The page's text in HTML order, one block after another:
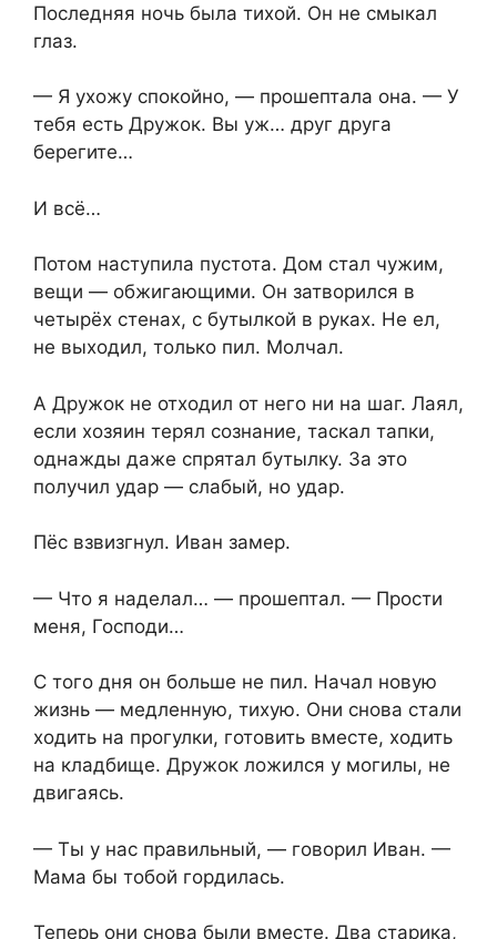
Последняя ночь была тихой. Он не смыкал
глаз.
— Я ухожу спокойно, — прошептала она. — У
тебя есть Дружок. Вы уж… друг друга
берегите…
И всё…
Потом наступила пустота. Дом стал чужим,
вещи — обжигающими. Он затворился в
четырёх стенах, с бутылкой в руках. Не ел,
не выходил, только пил. Молчал.
А Дружок не отходил от него ни на шаг. Лаял,
если хозяин терял сознание, таскал тапки,
однажды даже спрятал бутылку. За это
получил удар — слабый, но удар.
Пёс взвизгнул. Иван замер.
— Что я наделал… — прошептал. — Прости
меня, Господи…
С того дня он больше не пил. Начал новую
жизнь — медленную, тихую. Они снова стали
ходить на прогулки, готовить вместе, ходить
на кладбище. Дружок ложился у могилы, не
двигаясь.
— Ты у нас правильный, — говорил Иван. —
Мама бы тобой гордилась.
Теперь они снова были вместе. Два старика,